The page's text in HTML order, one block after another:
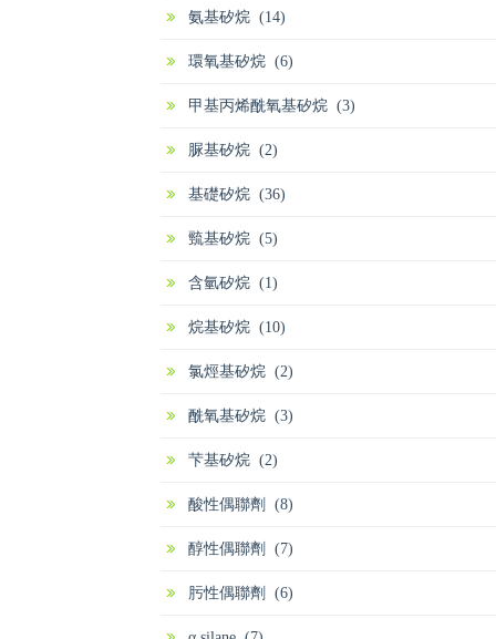
氨基矽烷 (14)
環氧基矽烷 (6)
甲基丙烯酰氧基矽烷 (3)
脲基矽烷 (2)
基礎矽烷 (36)
巰基矽烷 (5)
含氫矽烷 (1)
烷基矽烷 (10)
氯烴基矽烷 (2)
酰氧基矽烷 (3)
芐基矽烷 (2)
酸性偶聯劑 (8)
醇性偶聯劑 (7)
肟性偶聯劑 (6)